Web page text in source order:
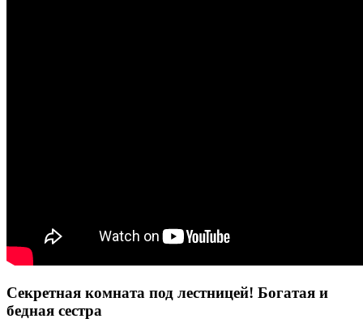
Секретная комната под лестницей! Богатая и
бедная сестра